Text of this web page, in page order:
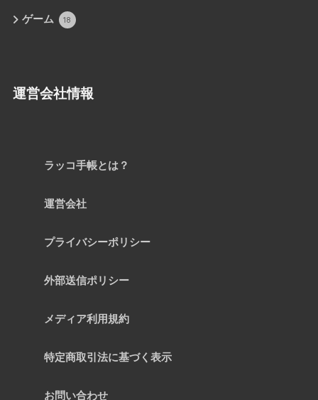
ゲーム 18
運営会社情報
ラッコ手帳とは？
運営会社
プライバシーポリシー
外部送信ポリシー
メディア利用規約
特定商取引法に基づく表示
お問い合わせ